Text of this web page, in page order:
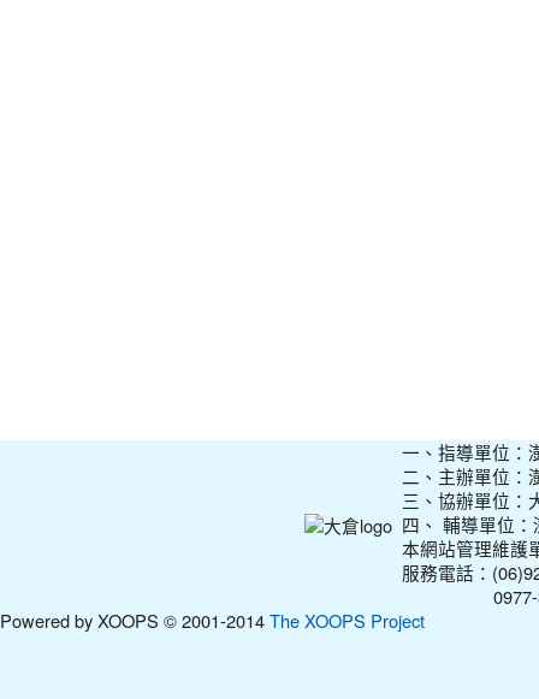
一、指導單位：
二、主辦單位：
三、協辦單位：
四、 輔導單位
本網站管理維護
服務電話：
0977-
Powered by XOOPS © 2001-2014The XOOPS Project